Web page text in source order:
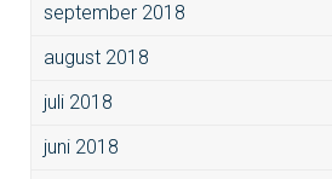
september 2018
august 2018
juli 2018
juni 2018